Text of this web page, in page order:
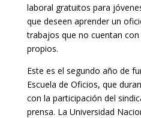
laboral gratuitos para
que deseen aprender un
trabajos que no cuentan
propios.
Este es el segundo año de
Escuela de Oficios, que
con la participación del
prensa. La Universidad